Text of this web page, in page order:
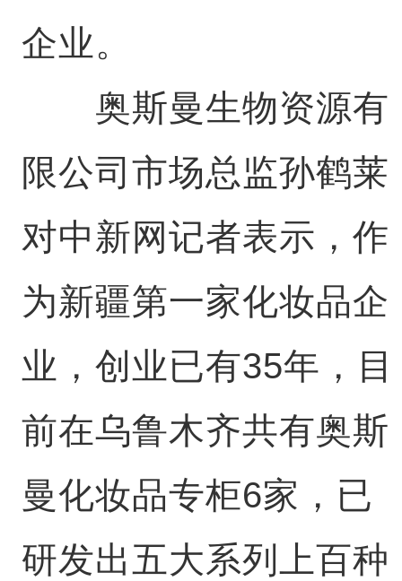
企业。
奥斯曼生物资源有
限公司市场总监孙鹤莱
对中新网记者表示，作
为新疆第一家化妆品企
业，创业已有35年，目
前在乌鲁木齐共有奥斯
曼化妆品专柜6家，已
研发出五大系列上百种